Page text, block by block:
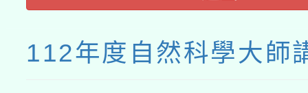
112年度自然科學大師